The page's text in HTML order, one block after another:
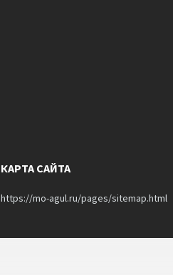
КАРТА САЙТА
https://mo-agul.ru/pages/sitemap.html